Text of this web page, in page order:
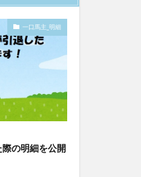
一口馬主_明細
の明細を公開